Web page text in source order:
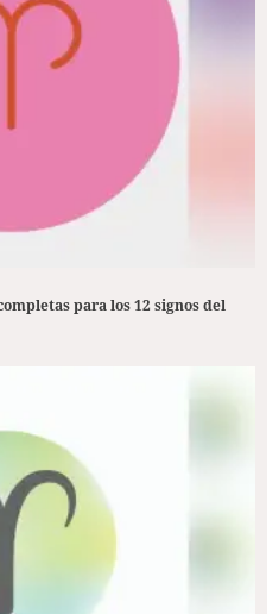
para los 12 signos del